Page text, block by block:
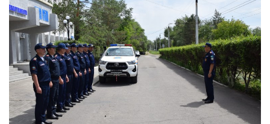
Язык
Қазақша Русский